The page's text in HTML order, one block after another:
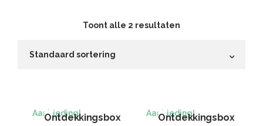
Toont alle 2 resultaten
Aanbieding!
Ontdekkingsbox
Aanbieding!
Ontdekkingsbox